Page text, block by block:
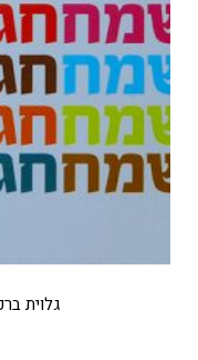
גלוית